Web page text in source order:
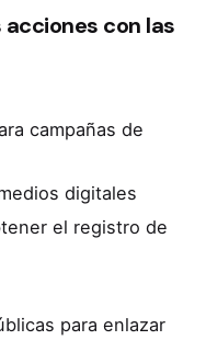
con las
campañas de
digitales
el registro de
para enlazar